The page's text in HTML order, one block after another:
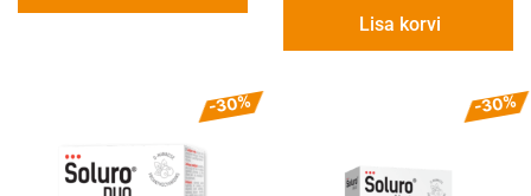
Lisa korvi
-30% -30%